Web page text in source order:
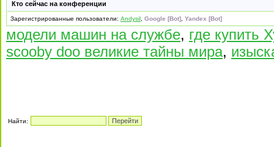
Кто сейчас на конференции
Зарегистрированные пользователи: Andysil Google [Bot] Yandex [Bot]
модели машин на службе, где купить
scooby doo великие тайны мира,
Найти: